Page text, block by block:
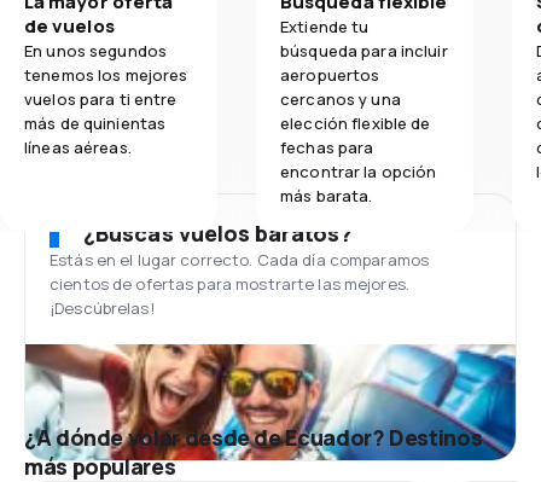
de vuelos
En unos segundos
tenemos los mejores
vuelos para ti entre
más de quinientas
líneas aéreas.
Extiende tu
búsqueda para incluir
aeropuertos
cercanos y una
elección flexible de
fechas para
encontrar la opción
más barata.
¿Buscas vuelos baratos?
Estás en el lugar correcto. Cada día comparamos
cientos de ofertas para mostrarte las mejores.
¡Descúbrelas!
¿A dónde volar desde de Ecuador? Destinos
más populares